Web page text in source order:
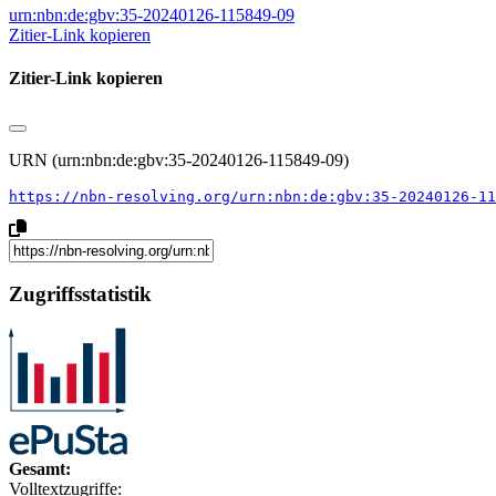
urn:nbn:de:gbv:35-20240126-115849-09
Zitier-Link kopieren
Zitier-Link kopieren
URN (urn:nbn:de:gbv:35-20240126-115849-09)
https://nbn-resolving.org/urn:nbn:de:gbv:35-20240126-
Zugriffsstatistik
Gesamt:
Volltextzugriffe: